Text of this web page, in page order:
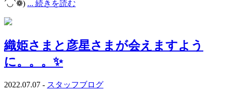
´◡`❁) ... 続きを読む
織姫さまと彦星さまが会えますよう
に。。。✨
2022.07.07 - スタッフブログ